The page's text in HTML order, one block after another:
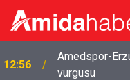
12:43
2026-2027
İşte tüm tatil